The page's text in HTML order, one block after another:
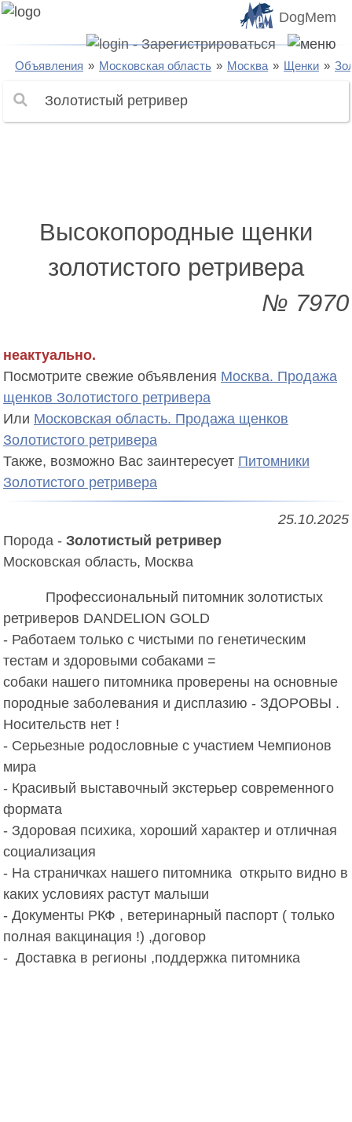
DogMem
Объявления Московская область Москва Щенки
Высокопородные щенки
золотистого ретривера
№ 7970
неактуально.
Посмотрите свежие объявления Москва. Продажа
щенков Золотистого ретривера
Или Московская область. Продажа щенков
Золотистого ретривера
Также, возможно Вас заинтересует Питомники
Золотистого ретривера
25.10.2025
Порода - Золотистый ретривер
Московская область, Москва
Профессиональный питомник золотистых
ретриверов DANDELION GOLD
- Работаем только с чистыми по генетическим
тестам и здоровыми собаками =
собаки нашего питомника проверены на основные
породные заболевания и дисплазию - ЗДОРОВЫ .
Носительств нет !
- Серьезные родословные с участием Чемпионов
мира
- Красивый выставочный экстерьер современного
формата
- Здоровая психика, хороший характер и отличная
социализация
- На страничках нашего питомника  открыто видно в
каких условиях растут малыши
- Документы РКФ , ветеринарный паспорт ( только
полная вакцинация !) ,договор
-  Доставка в регионы ,поддержка питомника